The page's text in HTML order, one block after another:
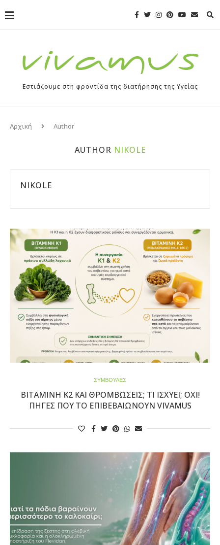
Εστιάζουμε στη φροντίδα της διατήρησης της Υγείας
Αρχική Author
AUTHOR NIKOLE
NIKOLE
ΣΥΜΒΟΥΛΕΣ
ΒΙΤΑΜΊΝΗ Κ2 ΚΑΙ ΘΡΟΜΒΏΣΕΙΣ; ΤΊ ΙΣΧΎΕΙ; ΟΧΙ!
ΠΗΓΈΣ ΠΟΥ ΤΟ ΕΠΙΒΕΒΑΙΏΝΟΥΝ VIVAMUS